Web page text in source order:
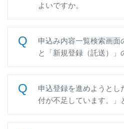
よいですか。
申込み内容一覧検索画面
と「新規登録（託送）」
申込登録を進めようとし
付が不足しています。」